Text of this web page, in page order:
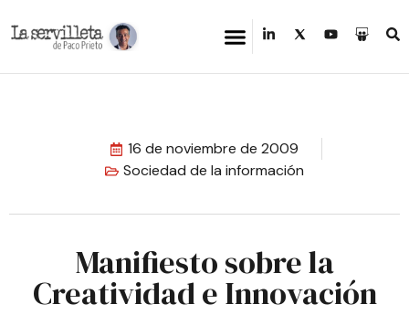
16 de noviembre de 2009
Sociedad de la información
Manifiesto sobre la
Creatividad e Innovación